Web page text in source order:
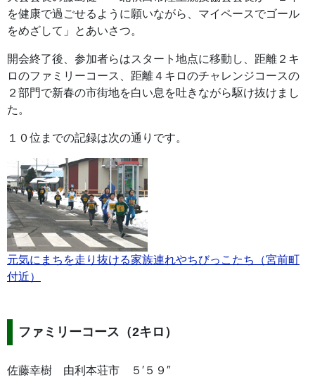
を健康で過ごせるように願いながら、マイペースでゴール
をめざして」とあいさつ。
開会終了後、参加者らはスタート地点に移動し、距離２キ
ロのファミリーコース、距離４キロのチャレンジコースの
２部門で新春の市街地を白い息を吐きながら駆け抜けまし
た。
１０位までの記録は次の通りです。
元気にまちを走り抜ける家族連れやちびっこたち（宮前町
付近）
ファミリーコース（2キロ）
佐藤幸樹 由利本荘市 ５′５９″